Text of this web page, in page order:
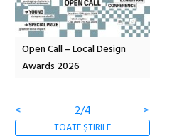
Anuala de artă urbană
Artown NOW #5:
<
3/4 >
TOATE ȘTIRILE